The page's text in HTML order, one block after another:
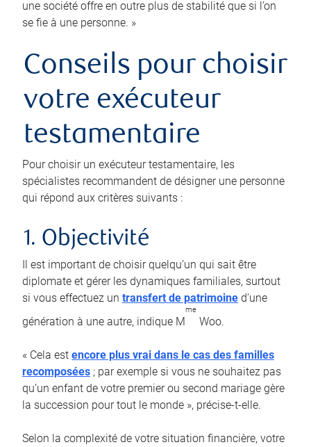
une société offre en outre plus de stabilité que si l’on
se fie à une personne. »
Conseils pour choisir
votre exécuteur
testamentaire
Pour choisir un exécuteur testamentaire, les
spécialistes recommandent de désigner une personne
qui répond aux critères suivants :
1. Objectivité
Il est important de choisir quelqu’un qui sait être
diplomate et gérer les dynamiques familiales, surtout
si vous effectuez un transfert de patrimoine d’une
génération à une autre, indique M
me
Woo.
« Cela est encore plus vrai dans le cas des familles
recomposées ; par exemple si vous ne souhaitez pas
qu’un enfant de votre premier ou second mariage gère
la succession pour tout le monde », précise-t-elle.
Selon la complexité de votre situation financière, votre